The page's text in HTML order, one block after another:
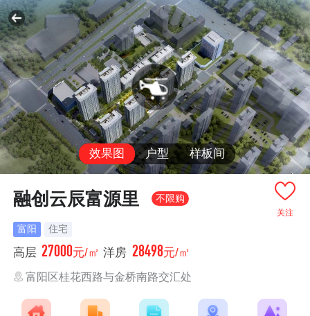
效果图 户型 样板间
关注
融创云辰富源里 不限购
富阳 住宅
高层 27000元/㎡ 洋房 28498元/㎡
富阳区桂花西路与金桥南路交汇处